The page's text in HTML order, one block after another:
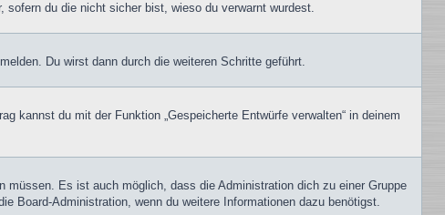
du die nicht sicher bist, wieso du verwarnt wurdest.
Du wirst dann durch die weiteren Schritte geführt.
kannst du mit der Funktion „Gespeicherte Entwürfe verwalten“ in deinem
müssen. Es ist auch möglich, dass die Administration dich zu einer Gruppe
Board-Administration, wenn du weitere Informationen dazu benötigst.